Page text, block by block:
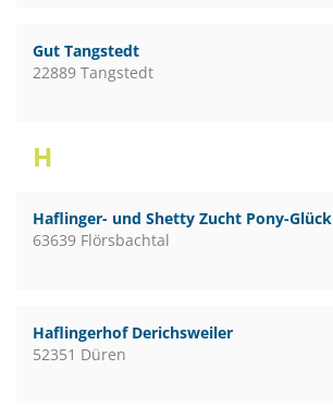
Gut Tangstedt
22889 Tangstedt
H
Haflinger- und Shetty Zucht Pony-Glück
63639 Flörsbachtal
Haflingerhof Derichsweiler
52351 Düren